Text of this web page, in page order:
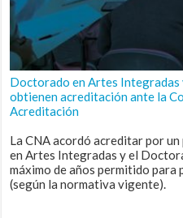
Doctorado en Artes
obtienen acreditación ante la
Acreditación
La CNA acordó acreditar por
en Artes Integradas y el
máximo de años permitido para
(según la normativa vigente).